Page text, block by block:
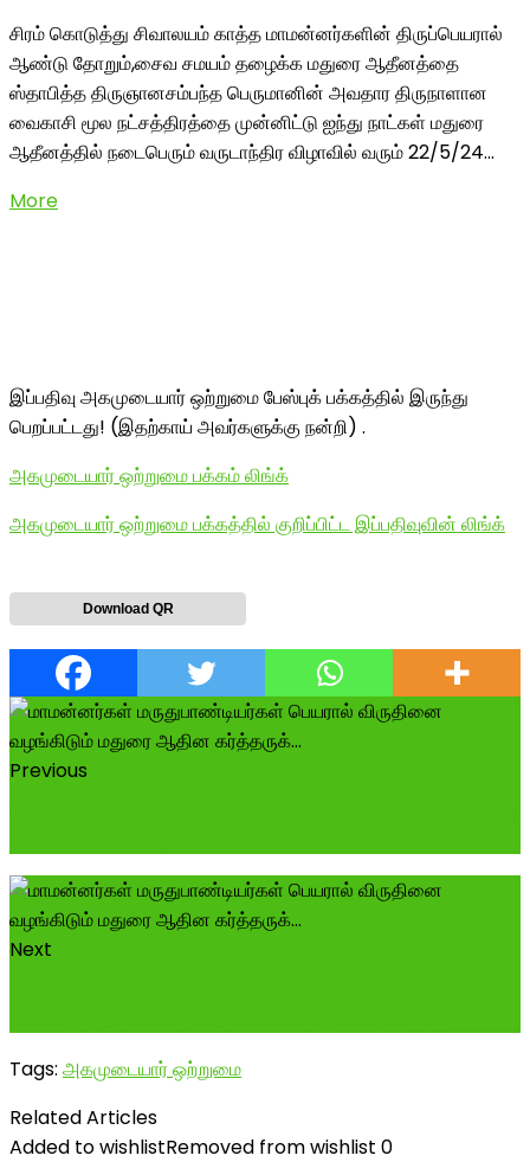
சிரம் கொடுத்து சிவாலயம் காத்த மாமன்னர்களின் திருப்பெயரால்
ஆண்டு தோறும்,சைவ சமயம் தழைக்க மதுரை ஆதீனத்தை
ஸ்தாபித்த திருஞானசம்பந்த பெருமானின் அவதார திருநாளான
வைகாசி மூல நட்சத்திரத்தை முன்னிட்டு ஐந்து நாட்கள் மதுரை
ஆதீனத்தில் நடைபெரும் வருடாந்திர விழாவில் வரும் 22/5/24…
More
இப்பதிவு அகமுடையார் ஒற்றுமை பேஸ்புக் பக்கத்தில் இருந்து
பெறப்பட்டது! (இதற்காய் அவர்களுக்கு நன்றி) .
அகமுடையார் ஒற்றுமை பக்கம் லிங்க்
அகமுடையார் ஒற்றுமை பக்கத்தில் குறிப்பிட்ட இப்பதிவுவின் லிங்க்
Download QR
Previous
Next
Tags: அகமுடையார் ஒற்றுமை
Related Articles
Added to wishlistRemoved from wishlist 0